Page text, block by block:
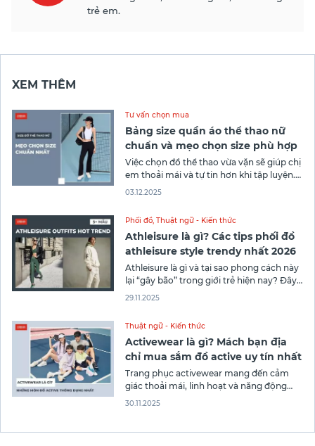
trẻ em.
XEM THÊM
Tư vấn chọn mua
Bảng size quần áo thể thao nữ
chuẩn và mẹo chọn size phù hợp
Việc chọn đồ thể thao vừa vặn sẽ giúp chị
em thoải mái và tự tin hơn khi tập luyện.
Song, trong thời đại mua sắm online quá
mua hàng. Trong bài viết
03.12.2025
Phối đồ, Thuật ngữ - Kiến thức
Athleisure là gì? Các tips phối đồ
athleisure style trendy nhất 2026
Athleisure là gì và tại sao phong cách này
lại “gây bão” trong giới trẻ hiện nay? Đây
chính là xu hướng thời trang kết hợp
thoải mái tối đa mà vẫn giữ được vẻ
29.11.2025
Thuật ngữ - Kiến thức
Activewear là gì? Mách bạn địa
chỉ mua sắm đồ active uy tín nhất
Trang phục activewear mang đến cảm
giác thoải mái, linh hoạt và năng động
trong cả tập luyện lẫn sinh hoạt hằng
khiến bạn luôn tự tin và tràn đầy năng
30.11.2025